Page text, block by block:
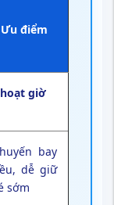
Ưu điểm
giờ
bay
dễ giữ
sớm